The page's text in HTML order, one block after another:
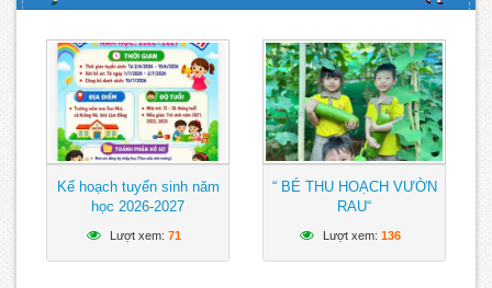
Kế hoạch tuyển sinh năm
học 2026-2027
Lượt xem: 71
“ BÉ THU HOẠCH VƯỜN
RAU“
Lượt xem: 136